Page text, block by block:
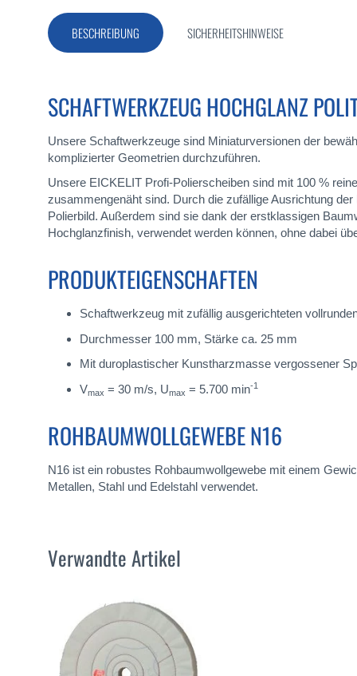
springen
BESCHREIBUNG
SCHAFTWERKZEUG HOCHGLANZ
Unsere Schaftwerkzeuge sind Miniaturversionen der
komplizierter Geometrien durchzuführen.
Unsere EICKELIT Profi-Polierscheiben sind mit 100 %
zusammengenäht sind. Durch die zufällige Ausrichtung
Polierbild. Außerdem sind sie dank der erstklassigen
Hochglanzfinish, verwendet werden können, ohne dabei
PRODUKTEIGENSCHAFTEN
Schaftwerkzeug mit zufällig ausgerichteten
Durchmesser 100 mm, Stärke ca. 25 mm
Mit duroplastischer Kunstharzmasse vergossener
Vmax = 30 m/s, Umax = 5.700 min-1
ROHBAUMWOLLGEWEBE N16
N16 ist ein robustes Rohbaumwollgewebe mit einem
Metallen, Stahl und Edelstahl verwendet.
SICHERHEITSHINWEISE
Verwandte Artikel